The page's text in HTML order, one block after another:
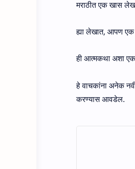
मराठीत एक खास
ह्या लेखात, आपण एक
ही आत्मकथा अशा
हे वाचकांना अनेक
करण्यास आवडेल.